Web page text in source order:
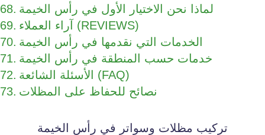
لماذا نحن الاختيار الأول في رأس الخيمة
آراء العملاء (REVIEWS)
الخدمات التي نقدمها في رأس الخيمة
خدمات حسب المنطقة في رأس الخيمة
الأسئلة الشائعة (FAQ)
نصائح للحفاظ على المظلات
تركيب مظلات وسواتر في رأس الخيمة